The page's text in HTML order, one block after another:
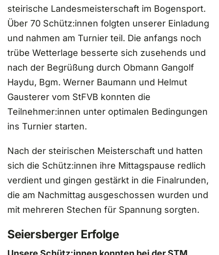
steirische Landesmeisterschaft im Bogensport.
Über 70 Schütz:innen folgten unserer Einladung
und nahmen am Turnier teil. Die anfangs noch
trübe Wetterlage besserte sich zusehends und
nach der Begrüßung durch Obmann Gangolf
Haydu, Bgm. Werner Baumann und Helmut
Gausterer vom StFVB konnten die
Teilnehmer:innen unter optimalen Bedingungen
ins Turnier starten.
Nach der steirischen Meisterschaft und hatten
sich die Schütz:innen ihre Mittagspause redlich
verdient und gingen gestärkt in die Finalrunden,
die am Nachmittag ausgeschossen wurden und
mit mehreren Stechen für Spannung sorgten.
Seiersberger Erfolge